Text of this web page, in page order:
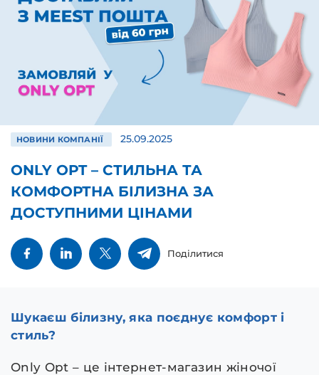
НОВИНИ КОМПАНІЇ 25.09.2025
ONLY OPT – СТИЛЬНА ТА
КОМФОРТНА БІЛИЗНА ЗА
ДОСТУПНИМИ ЦІНАМИ
Поділитися
Шукаєш білизну, яка поєднує комфорт і
стиль?
Only Opt – це інтернет-магазин жіночої